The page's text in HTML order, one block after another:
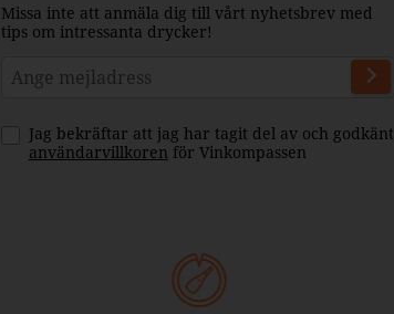
Missa inte att anmäla dig till vårt nyhetsbrev med
tips om intressanta drycker!
Jag bekräftar att jag har tagit del av och godkänt
användarvillkoren för Vinkompassen